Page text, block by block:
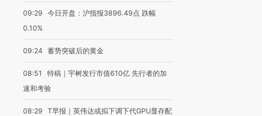
09:29
今日开盘：沪指报3896.49点 跌幅
0.10%
09:24 蓄势突破后的黄金
08:51
特稿｜宇树发行市值610亿 先行者的加
速和考验
08:29
T早报｜英伟达或拟下调下代GPU显存配